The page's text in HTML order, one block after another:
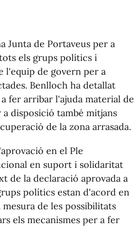
Junta de Portaveus per a
els grups polítics i
l'equip de govern per a
Benlloch ha detallat
fer arribar l'ajuda material de
disposició també mitjans
de la zona arrasada.
en el Ple
en suport i solidaritat
de la declaració aprovada a
polítics estan d'acord en
de les possibilitats
els mecanismes per a fer